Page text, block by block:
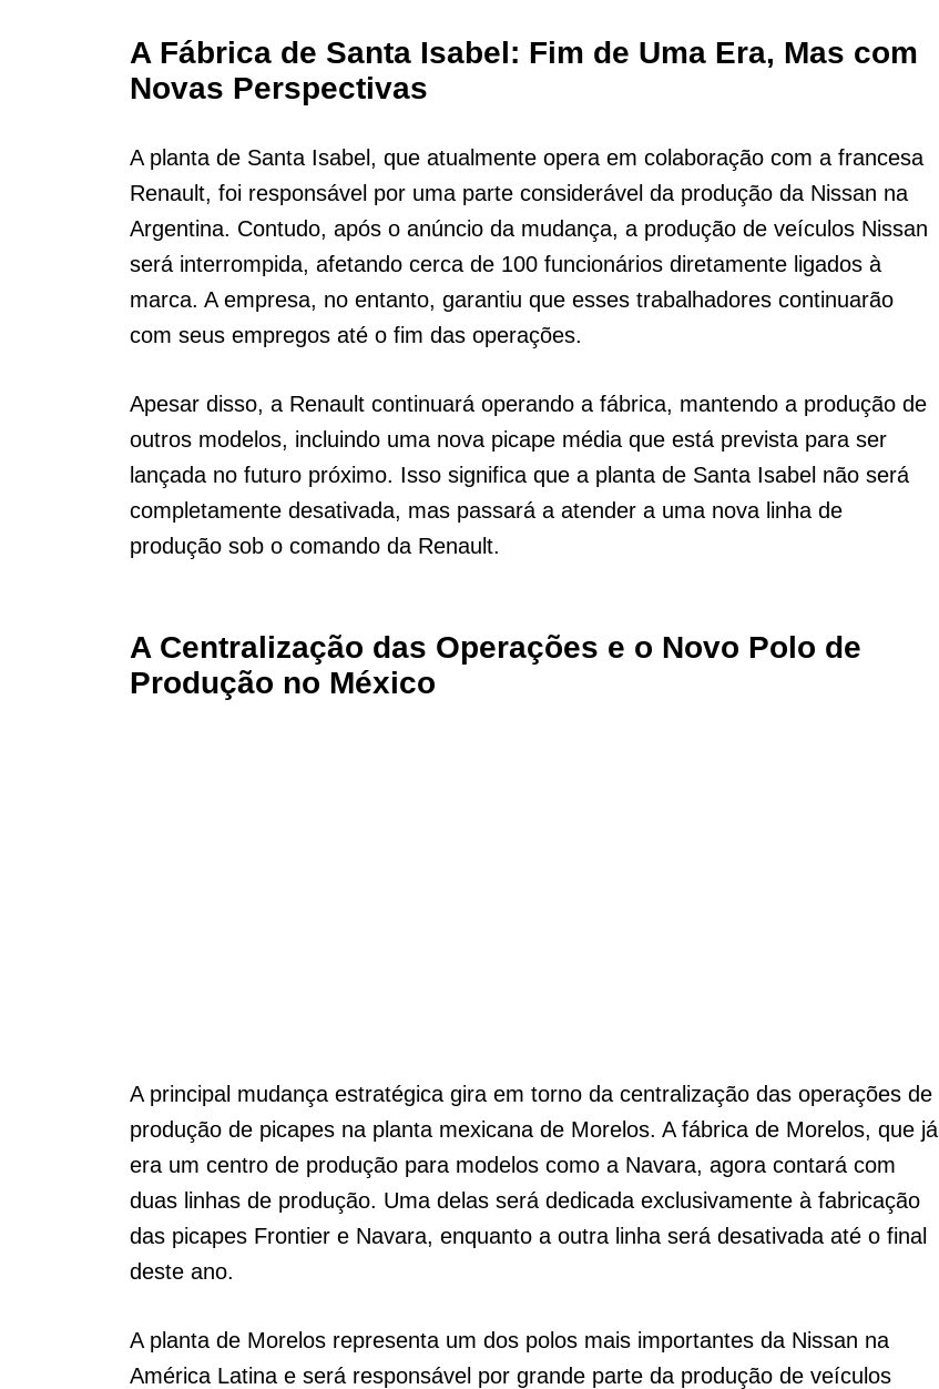
A Fábrica de Santa Isabel: Fim de Uma Era, Mas com
Novas Perspectivas
A planta de Santa Isabel, que atualmente opera em colaboração com a francesa
Renault, foi responsável por uma parte considerável da produção da Nissan na
Argentina. Contudo, após o anúncio da mudança, a produção de veículos Nissan
será interrompida, afetando cerca de 100 funcionários diretamente ligados à
marca. A empresa, no entanto, garantiu que esses trabalhadores continuarão
com seus empregos até o fim das operações.
Apesar disso, a Renault continuará operando a fábrica, mantendo a produção de
outros modelos, incluindo uma nova picape média que está prevista para ser
lançada no futuro próximo. Isso significa que a planta de Santa Isabel não será
completamente desativada, mas passará a atender a uma nova linha de
produção sob o comando da Renault.
A Centralização das Operações e o Novo Polo de
Produção no México
A principal mudança estratégica gira em torno da centralização das operações de
produção de picapes na planta mexicana de Morelos. A fábrica de Morelos, que já
era um centro de produção para modelos como a Navara, agora contará com
duas linhas de produção. Uma delas será dedicada exclusivamente à fabricação
das picapes Frontier e Navara, enquanto a outra linha será desativada até o final
deste ano.
A planta de Morelos representa um dos polos mais importantes da Nissan na
América Latina e será responsável por grande parte da produção de veículos